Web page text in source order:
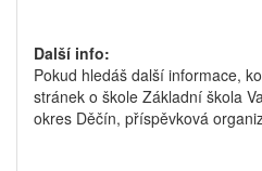
Další info:
Pokud hledáš další informace,
stránek o škole Základní škola
okres Děčín, příspěvková